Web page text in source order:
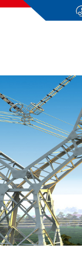
技术服务